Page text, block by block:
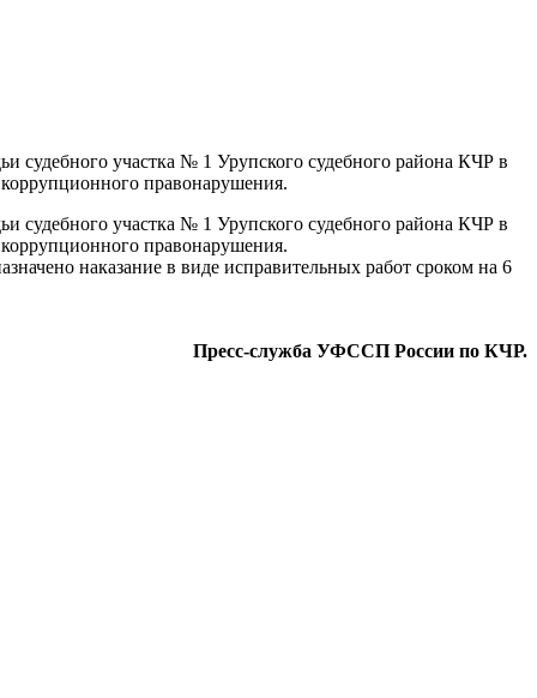
судебного участка № 1 Урупского судебного района КЧР в
правонарушения.
судебного участка № 1 Урупского судебного района КЧР в
правонарушения.
наказание в виде исправительных работ сроком на 6
Пресс-служба УФССП России по КЧР.